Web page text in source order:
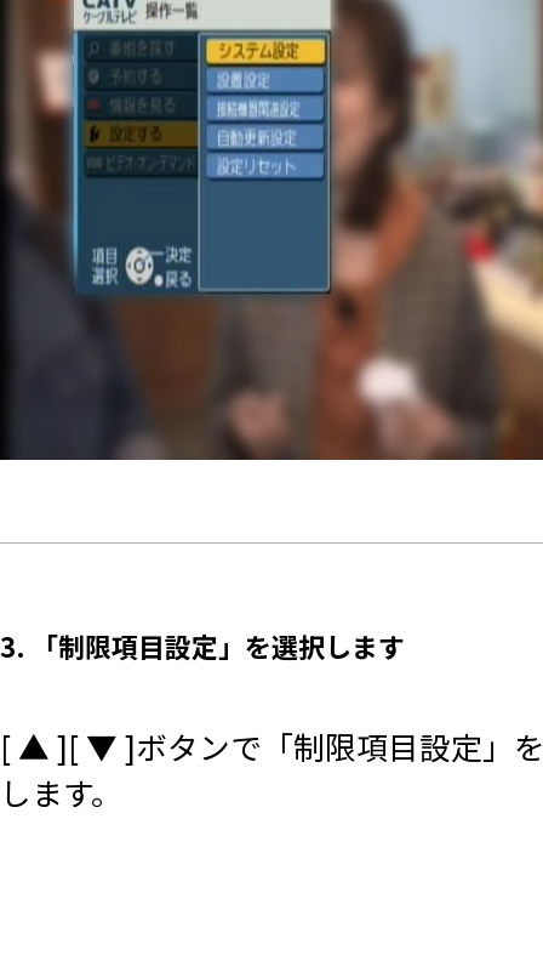
3. 「制限項目設定」を選択します
[ ▲ ][ ▼ ]ボタンで「制限項目設定」
します。